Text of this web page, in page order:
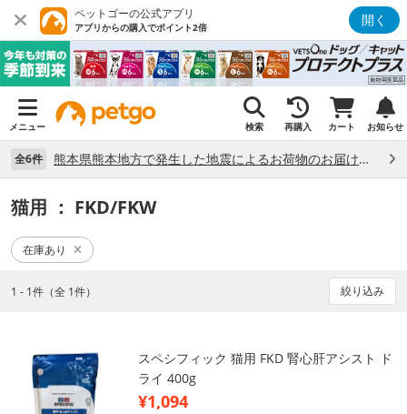
ペットゴーの公式アプリ
アプリからの購入でポイント2倍 開く
メニュー 検索 再購入 カート お知らせ
全6件 熊本県熊本地方で発生した地震によるお荷物のお届け状況について （7/28）
猫用 ： FKD/FKW
在庫あり
1 - 1件（全 1件） 絞り込み
スペシフィック 猫用 FKD 腎心肝アシスト ド
ライ 400g
¥1,094